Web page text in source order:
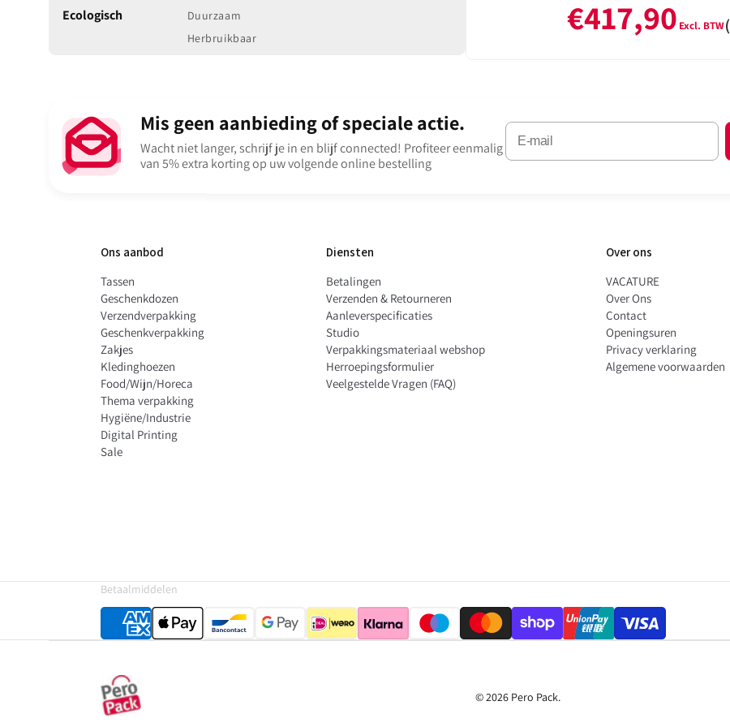
Duurzaamheid en Hergebruik:
onze nylon tassen herbruikbaar en gemaakt om lang mee te gaan. Dit maakt
direct uit voorraad verkrijgbaar
zonder bedrukking
, voor wie snel een praktische en stijlvolle tas nodig heeft.
Ecologisch
Duurzaam
Herbruikbaar
€417,90 (
Mis geen aanbieding of speciale actie.
Wacht niet langer, schrijf je in en blijf connected! Profiteer eenmalig
van 5% extra korting op uw volgende online bestelling
Ons aanbod
Tassen
Geschenkdozen
Verzendverpakking
Geschenkverpakking
Zakjes
Kledinghoezen
Food/Wijn/Horeca
Thema verpakking
Hygiëne/Industrie
Digital Printing
Sale
Diensten
Betalingen
Verzenden & Retourneren
Aanleverspecificaties
Studio
Verpakkingsmateriaal webshop
Herroepingsformulier
Veelgestelde Vragen (FAQ)
Over ons
VACATURE
Over Ons
Contact
Openingsuren
Privacy verklaring
Algemene voorwaarden
Betaalmiddelen
© 2026 Pero Pack.